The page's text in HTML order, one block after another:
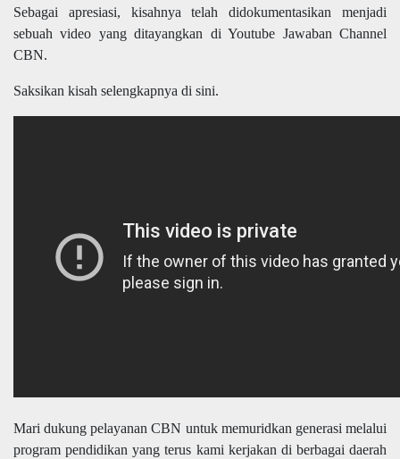
Sebagai apresiasi, kisahnya telah didokumentasikan menjadi
sebuah video yang ditayangkan di Youtube Jawaban Channel
CBN.
Saksikan kisah selengkapnya di sini.
Mari dukung pelayanan CBN untuk memuridkan generasi melalui
program pendidikan yang terus kami kerjakan di berbagai daerah